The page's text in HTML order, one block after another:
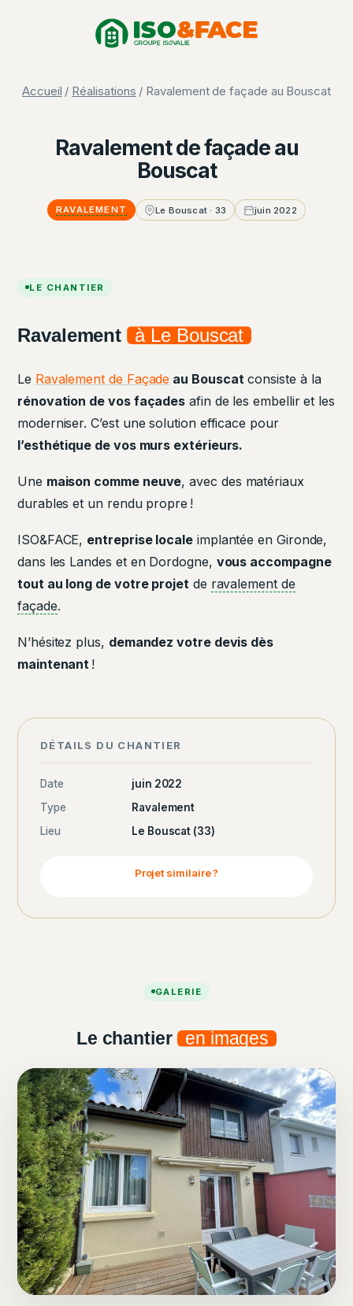
Accueil / Réalisations / Ravalement de façade au Bouscat
Ravalement de façade au
Bouscat
RAVALEMENT Le Bouscat · 33 juin 2022
LE CHANTIER
Ravalement à Le Bouscat
Le Ravalement de Façade au Bouscatconsiste à la
rénovation de vos façades afin de les embellir et les
moderniser. C’est une solution efficace pour
l’esthétique de vos murs extérieurs.
Une maison comme neuve, avec des matériaux
durables et un rendu propre !
ISO&FACE, entreprise localeimplantée en Gironde,
dans les Landes et en Dordogne, vous accompagne
tout au long de votre projetde ravalement de
façade.
N’hésitez plus, demandez votre devis dès
maintenant !
DÉTAILS DU CHANTIER
Date
juin 2022
Type
Ravalement
Lieu
Le Bouscat (33)
Projet similaire ?
GALERIE
Le chantier en images